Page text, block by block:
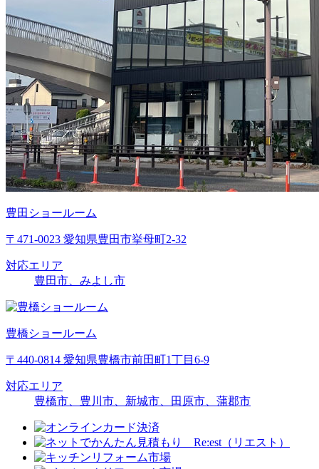
豊田ショールーム
〒471-0023 愛知県豊田市挙母町2-32
対応エリア
豊田市、みよし市
豊橋ショールーム
〒440-0814 愛知県豊橋市前田町1丁目6-9
対応エリア
豊橋市、豊川市、新城市、田原市、蒲郡市